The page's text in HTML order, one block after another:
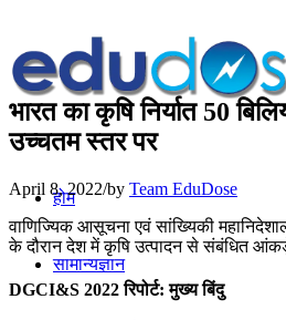
होम
सामान्यज्ञान
भारत का कृषि निर्यात 50
उच्चतम स्तर पर
April 8, 2022/by Team EduDose
वाणिज्यिक आसूचना एवं सांख्यिकी
के दौरान देश में कृषि उत्पादन से संबंधित
DGCI&S 2022 रिपोर्ट: मुख्य बिंदु